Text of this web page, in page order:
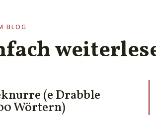
BLOG
(e Drabble
Wörtern)